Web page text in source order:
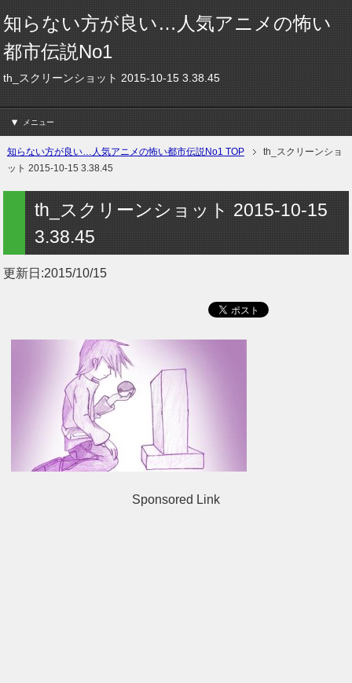
知らない方が良い…人気アニメの怖い
都市伝説No1
th_スクリーンショット 2015-10-15 3.38.45
メニュー
知らない方が良い…人気アニメの怖い都市伝説No1 TOP
th_スクリーンショ
ット 2015-10-15 3.38.45
th_スクリーンショット 2015-10-15
3.38.45
更新日:2015/10/15
Sponsored Link